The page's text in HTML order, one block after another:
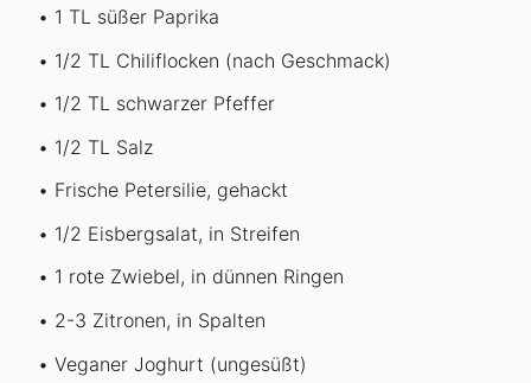
1 TL süßer Paprika
1/2 TL Chiliflocken (nach Geschmack)
1/2 TL schwarzer Pfeffer
1/2 TL Salz
Frische Petersilie, gehackt
1/2 Eisbergsalat, in Streifen
1 rote Zwiebel, in dünnen Ringen
2-3 Zitronen, in Spalten
Veganer Joghurt (ungesüßt)